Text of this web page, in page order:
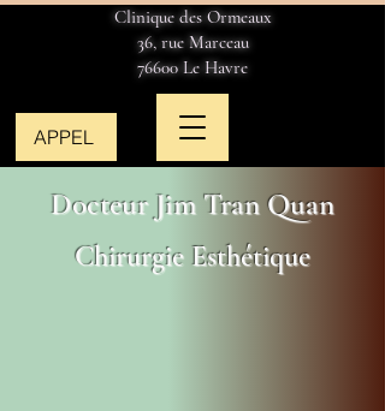
Clinique des Ormeaux
36, rue Marceau
76600 Le Havre
APPEL
Docteur Jim Tran Quan
Chirurgie Esthétique